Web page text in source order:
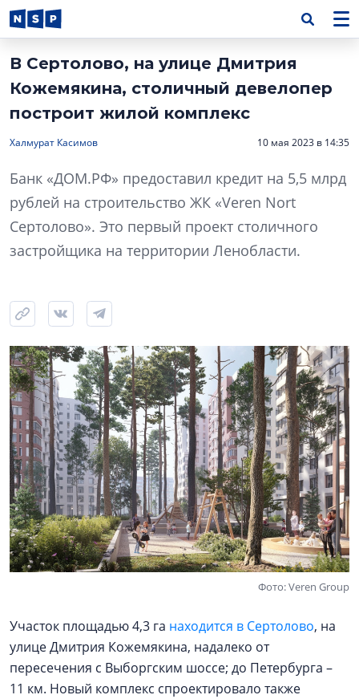
В Сертолово, на улице Дмитрия
Кожемякина, столичный девелопер
построит жилой комплекс
Халмурат Касимов 10 мая 2023 в 14:35
Банк «ДОМ.РФ» предоставил кредит на 5,5 млрд
рублей на строительство ЖК «Veren Nort
Сертолово». Это первый проект столичного
застройщика на территории Ленобласти.
Фото: Veren Group
Участок площадью 4,3 га находится в Сертолово, на
улице Дмитрия Кожемякина, надалеко от
пересечения с Выборгским шоссе; до Петербурга –
11 км. Новый комплекс спроектировало также